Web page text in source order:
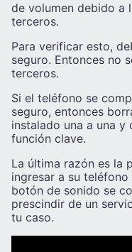
de volumen debido a
terceros.
Para verificar esto,
seguro. Entonces no
terceros.
Si el teléfono se
seguro, entonces
instalado una a una
función clave.
La última razón es la
ingresar a su teléfono
botón de sonido se
prescindir de un
tu caso.